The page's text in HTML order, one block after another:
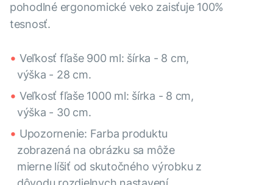
pohodlné ergonomické veko zaisťuje 100%
tesnosť.
Veľkosť fľaše 900 ml: šírka - 8 cm,
výška - 28 cm.
Veľkosť fľaše 1000 ml: šírka - 8 cm,
výška - 30 cm.
Upozornenie: Farba produktu
zobrazená na obrázku sa môže
mierne líšiť od skutočného výrobku z